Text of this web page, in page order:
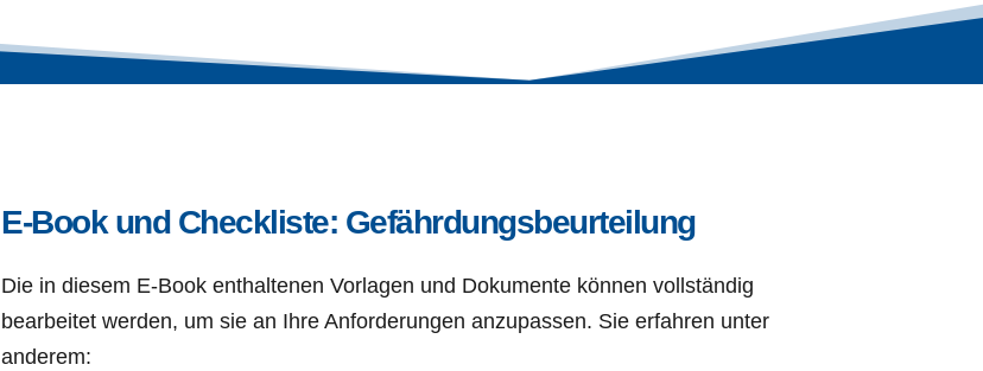
E-Book und Checkliste: Gefährdungsbeurteilung
Die in diesem E-Book enthaltenen Vorlagen und Dokumente können vollständig
bearbeitet werden, um sie an Ihre Anforderungen anzupassen. Sie erfahren unter
anderem: